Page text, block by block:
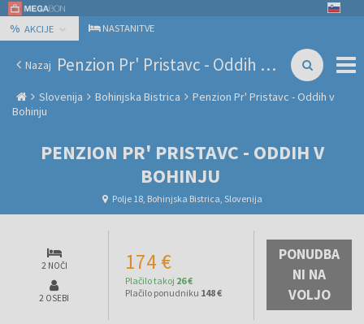
% AKCIJE NASTANITVE
Nazaj Penzion Pr' Pristavc - Oddih v Bohinju
Slovenija Bohinjska Bistrica
Penzion Pr' Pristavc - Oddih v
Bohinju
PENZION PR' PRISTAVC - ODDIH V
BOHINJU
Polje 18, Bohinjska Bistrica, Slovenija
2 NOČI
2 OSEBI
174 €
Plačilo takoj 26 €
Plačilo ponudniku 148 €
PONUDBA
NI NA
VOLJO